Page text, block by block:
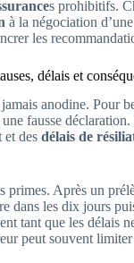
s prohibitifs.
à la négociation
les
délais et
anodine.
fausse
et des délais de
primes. Après un
dans les dix jours
tant que les délais
peut souvent